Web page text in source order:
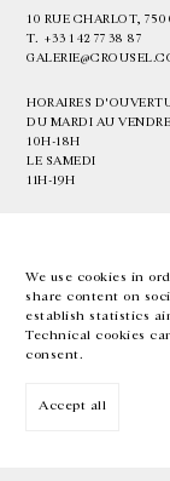
We use cookies in
share content on
establish statistics
Technical cookies
consent.
Accept all
10 RUE CHARLOT,
T. +33 1 42 77 38 87
HORAIRES
DU MARDI AU
10H-18H
LE SAMEDI
11H-19H
EN FR 中文
Inscrivez-vous à notre